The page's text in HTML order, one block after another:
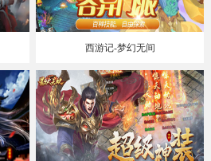
西游记-梦幻无间